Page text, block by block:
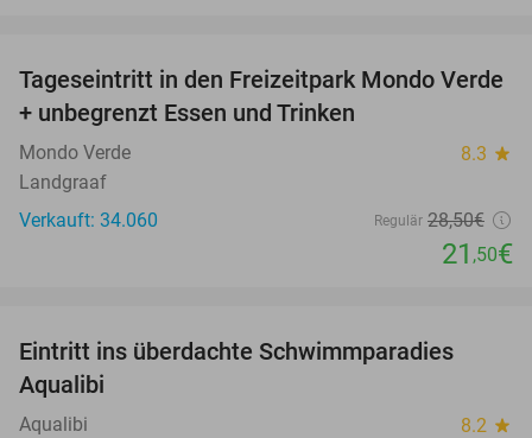
25%
Tageseintritt in den Freizeitpark Mondo Verde
+ unbegrenzt Essen und Trinken
Mondo Verde 8.3 star
Landgraaf
Verkauft: 34.060
Regulär 28,50€
21 ,50€
Eintritt ins überdachte Schwimmparadies
Aqualibi
Aqualibi 8.2 star